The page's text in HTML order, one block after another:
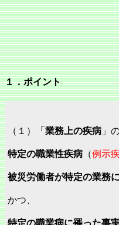
労災
１．ポイント
（１）「 業務上の疾病 」
特定の職業性疾病 （例示
被災労働者が特定の業務
かつ、